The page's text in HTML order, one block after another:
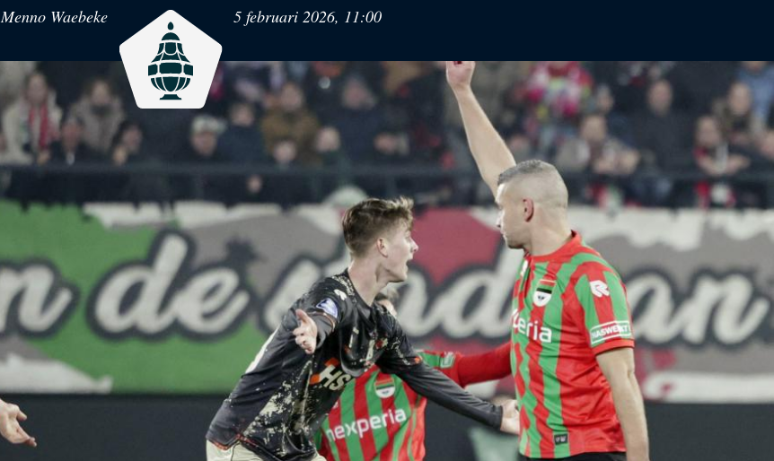
Eurojackpot Vrouwen
Eredivisie
Het officiële kanaal van de Eurojackpot
Vrouwen Eredivisie met het laatste
nieuws, programma, standen en alle
samenvattingen.
KNVB Expertise
Kennis- en innovatiecentrum voor Betaald
KNVB Campus KNVB Shop
De officiële webshop van de KNVB.
Menno Waebeke 5 februari 2026, 11:00